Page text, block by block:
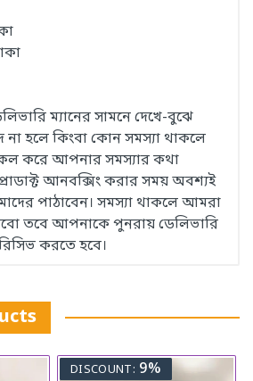
ম্যানের সামনে দেখে-বুঝে
না হলে কিংবা কোন সমস্যা থাকলে
কল করে আপনার সমস্যার কথা
আনবক্সিং করার সময় অবশ্যই
পাঠাবেন। সমস্যা থাকলে আমরা
তবে আপনাকে পুনরায় ডেলিভারি
রিসিভ করতে হবে।
DISCOUNT: 9%